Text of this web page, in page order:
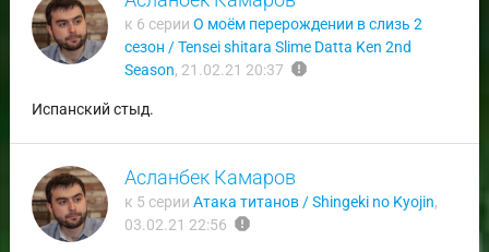
к 6 серии О моём перерождении в слизь 2
сезон / Tensei shitara Slime Datta Ken 2nd
Season, 21.02.21 20:37 report
Испанский стыд.
Асланбек Камаров
к 5 серии Атака титанов / Shingeki no Kyojin,
03.02.21 22:56 report